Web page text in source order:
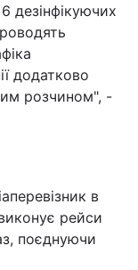
дезінфікуючих
додатково
розчином", -
в
рейси
поєднуючи